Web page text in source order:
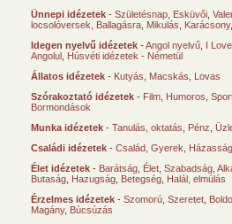
Ünnepi idézetek - Születésnap Esküvői
locsolóversek
Ballagásra Mikulás Karácsony
Idegen nyelvű idézetek -Angol nyelvű I
Angolul Húsvéti idézetek - Németül
Állatos idézetek - Kutyás Macskás
Lovas
Szórakoztató idézetek - Film Humoros
Bormondások
Munka idézetek - Tanulás, oktatás Pénz
Családi idézetek - Család Gyerek
Élet idézetek - Barátság Élet Szabadság
Butaság Hazugság Betegség Halál, elmúlás
Érzelmes idézetek - Szomorú Szeretet
Magány, Búcsúzás